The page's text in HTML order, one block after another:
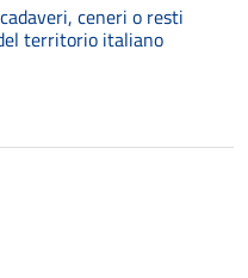
ceneri o resti
territorio italiano